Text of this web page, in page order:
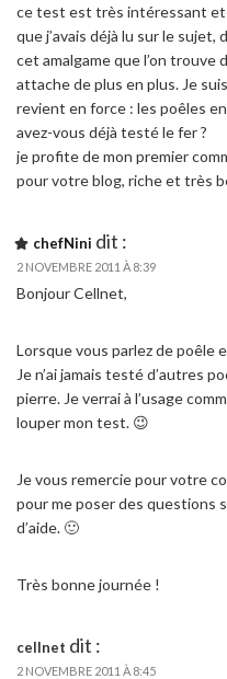
ce test est très intéressant
que j’avais déjà lu sur le
cet amalgame que l’on trouve
attache de plus en plus. Je
revient en force : les poêles
avez-vous déjà testé le fer ?
je profite de mon premier
pour votre blog, riche et très
chefNini dit :
2 NOVEMBRE 2011 À 8:39
Bonjour Cellnet,
Lorsque vous parlez de poêle
Je n’ai jamais testé d’autres
pierre. Je verrai à l’usage
louper mon test. 😉
Je vous remercie pour votre
pour me poser des questions
d’aide. 🙂
Très bonne journée !
cellnet dit :
2 NOVEMBRE 2011 À 8:45